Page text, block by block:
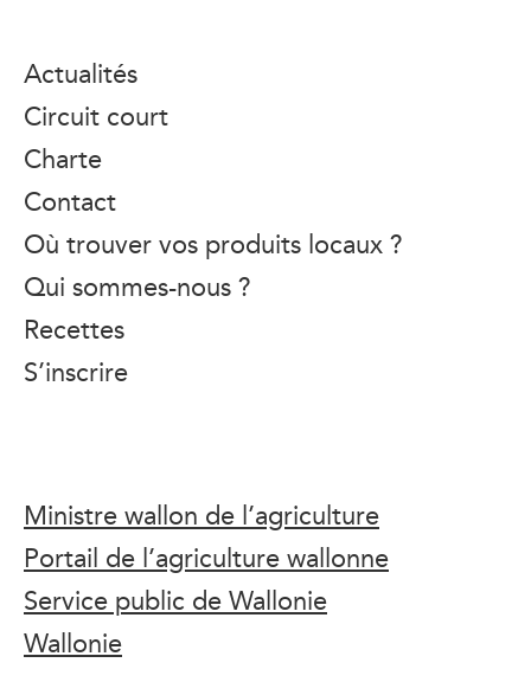
Actualités
Circuit court
Charte
Contact
Où trouver vos produits locaux ?
Qui sommes-nous ?
Recettes
S’inscrire
Ministre wallon de l’agriculture
Portail de l’agriculture wallonne
Service public de Wallonie
Wallonie